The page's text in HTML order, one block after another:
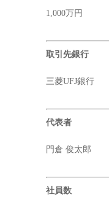
1,000万円
取引先銀行
三菱UFJ銀行
代表者
門倉 俊太郎
社員数